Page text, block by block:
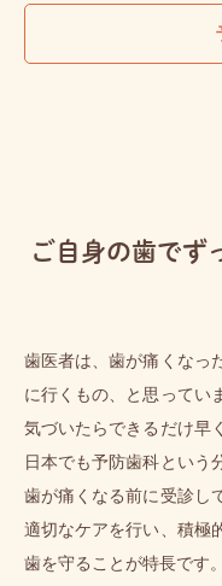
ご自身の歯でず
歯医者は、歯が痛くなっ
に行くもの、と思ってい
気づいたらできるだけ早
日本でも予防歯科という
歯が痛くなる前に受診し
適切なケアを行い、積極
歯を守ることが特長です。